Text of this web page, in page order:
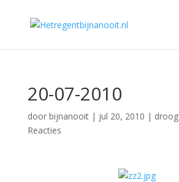
20-07-2010
door bijnanooit| jul 20, 2010 |
Reacties